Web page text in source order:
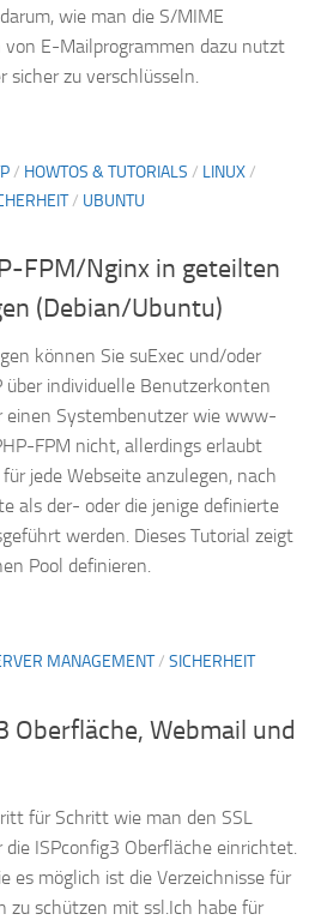
wie man die S/MIME
E-Mailprogrammen dazu nutzt
sicher zu verschlüsseln.
/ HOWTOS & TUTORIALS / LINUX/
/ UBUNTU
FPM/Nginx in geteilten
(Debian/Ubuntu)
können Sie suExec und/oder
über individuelle Benutzerkonten
einen Systembenutzer wie www-
FPM nicht, allerdings erlaubt
jede Webseite anzulegen, nach
als der- oder die jenige definierte
werden. Dieses Tutorial zeigt
Pool definieren.
MANAGEMENT/ SICHERHEIT
Oberfläche, Webmail und
für Schritt wie man den SSL
ISPconfig3 Oberfläche einrichtet.
es möglich ist die Verzeichnisse für
zu schützen mit ssl.Ich habe für